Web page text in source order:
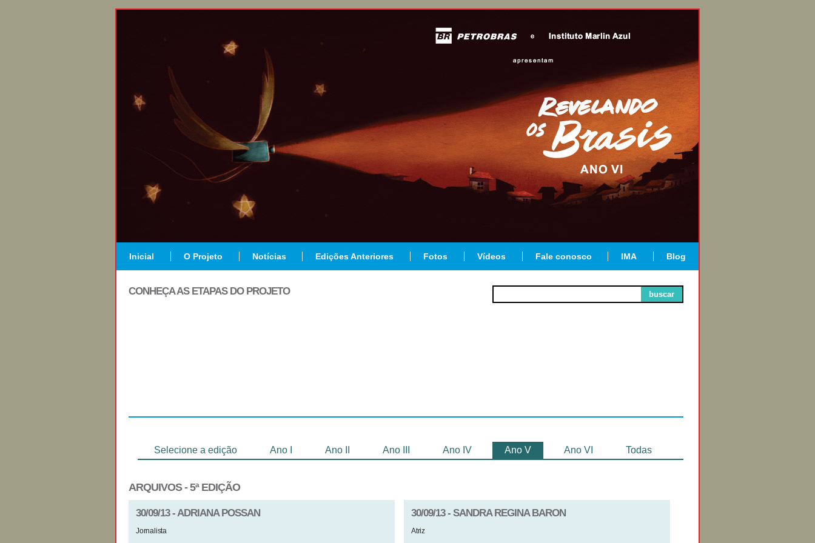
Inicial O Projeto Notícias Edições Anteriores Fotos Vídeos Fale conosco IMA Blog
buscar
CONHEÇA AS ETAPAS DO PROJETO
Selecione a edição Ano I Ano II Ano III Ano IV Ano V Ano VI Todas
ARQUIVOS - 5ª EDIÇÃO
30/09/13 - ADRIANA POSSAN
Jornalista
30/09/13 - SANDRA REGINA BARON
Atriz